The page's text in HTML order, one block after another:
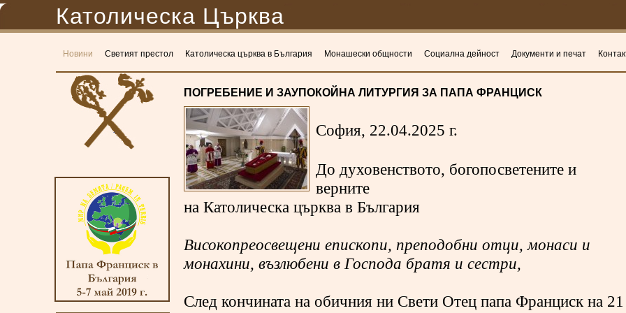
Католическа Църква
Новини Светият престол Католическа църква в България Монашески общности Социална дейност Документи и печат
ПОГРЕБЕНИЕ И ЗАУПОКОЙНА ЛИТУРГИЯ ЗА ПАПА ФРАНЦИСК
София, 22.04.2025 г.
До духовенството, богопосветените и
верните
на Католическа църква в България
Високопреосвещени епископи, преподобни отци, монаси и
монахини, възлюбени в Господа братя и сестри,
След кончината на обичния ни Свети Отец папа Франциск на 21